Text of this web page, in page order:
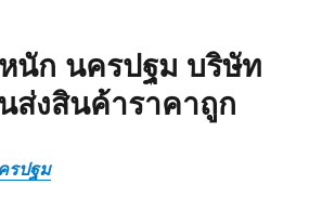
นัก นครปฐม บริษัท
ส่งสินค้าราคาถูก
รปฐม